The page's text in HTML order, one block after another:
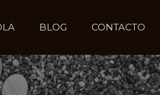
BLOG CONTACTO